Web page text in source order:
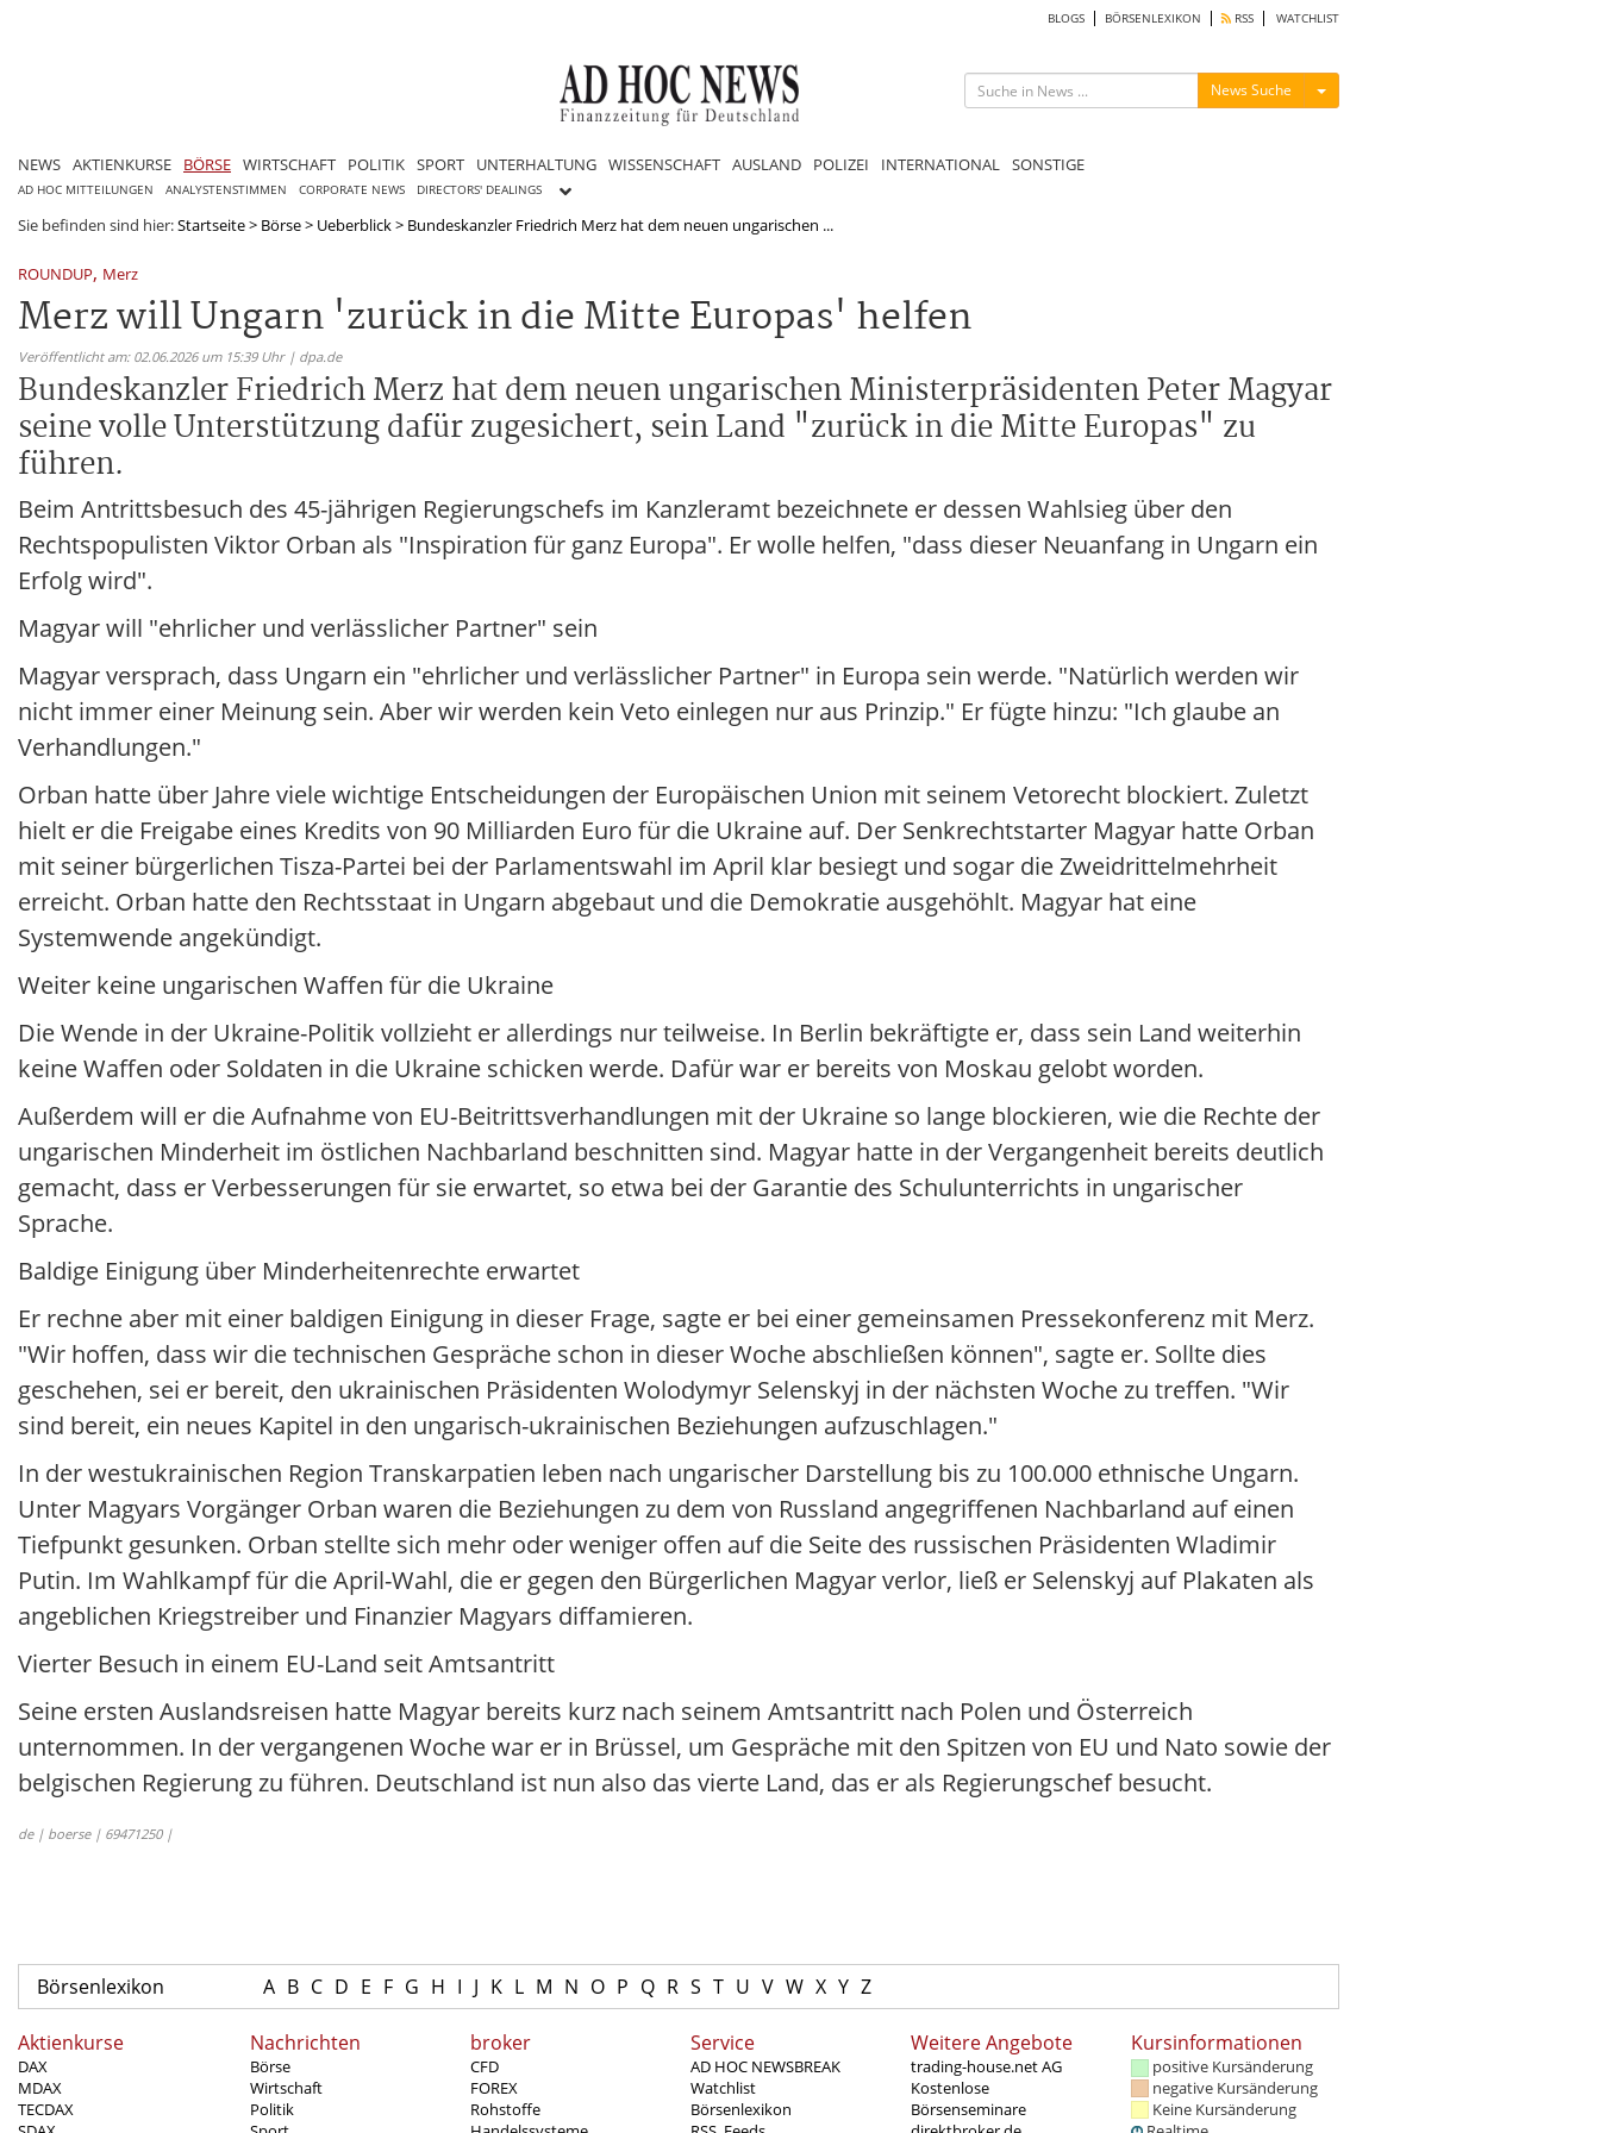
BLOGS BÖRSENLEXIKON RSS WATCHLIST
News Suche Menü ein-/ausblenden
NEWS AKTIENKURSE BÖRSE WIRTSCHAFT POLITIK SPORT UNTERHALTUNG WISSENSCHAFT AUSLAND POLIZEI INTERNATIONAL SONSTIGE
AD HOC MITTEILUNGEN ANALYSTENSTIMMEN CORPORATE NEWS DIRECTORS' DEALINGS
Sie befinden sind hier:Startseite> Börse> Ueberblick> Bundeskanzler Friedrich Merz hat dem neuen ungarischen ...
ROUNDUP, Merz
Merz will Ungarn 'zurück in die Mitte Europas' helfen
Veröffentlicht am: 02.06.2026 um 15:39 Uhr | dpa.de
Bundeskanzler Friedrich Merz hat dem neuen ungarischen Ministerpräsidenten Peter Magyar
seine volle Unterstützung dafür zugesichert, sein Land "zurück in die Mitte Europas" zu
führen.
Beim Antrittsbesuch des 45-jährigen Regierungschefs im Kanzleramt bezeichnete er dessen Wahlsieg über den
Rechtspopulisten Viktor Orban als "Inspiration für ganz Europa". Er wolle helfen, "dass dieser Neuanfang in Ungarn ein
Erfolg wird".
Magyar will "ehrlicher und verlässlicher Partner" sein
Magyar versprach, dass Ungarn ein "ehrlicher und verlässlicher Partner" in Europa sein werde. "Natürlich werden wir
nicht immer einer Meinung sein. Aber wir werden kein Veto einlegen nur aus Prinzip." Er fügte hinzu: "Ich glaube an
Verhandlungen."
Orban hatte über Jahre viele wichtige Entscheidungen der Europäischen Union mit seinem Vetorecht blockiert. Zuletzt
hielt er die Freigabe eines Kredits von 90 Milliarden Euro für die Ukraine auf. Der Senkrechtstarter Magyar hatte Orban
mit seiner bürgerlichen Tisza-Partei bei der Parlamentswahl im April klar besiegt und sogar die Zweidrittelmehrheit
erreicht. Orban hatte den Rechtsstaat in Ungarn abgebaut und die Demokratie ausgehöhlt. Magyar hat eine
Systemwende angekündigt.
Weiter keine ungarischen Waffen für die Ukraine
Die Wende in der Ukraine-Politik vollzieht er allerdings nur teilweise. In Berlin bekräftigte er, dass sein Land weiterhin
keine Waffen oder Soldaten in die Ukraine schicken werde. Dafür war er bereits von Moskau gelobt worden.
Außerdem will er die Aufnahme von EU-Beitrittsverhandlungen mit der Ukraine so lange blockieren, wie die Rechte der
ungarischen Minderheit im östlichen Nachbarland beschnitten sind. Magyar hatte in der Vergangenheit bereits deutlich
gemacht, dass er Verbesserungen für sie erwartet, so etwa bei der Garantie des Schulunterrichts in ungarischer
Sprache.
Baldige Einigung über Minderheitenrechte erwartet
Er rechne aber mit einer baldigen Einigung in dieser Frage, sagte er bei einer gemeinsamen Pressekonferenz mit Merz.
"Wir hoffen, dass wir die technischen Gespräche schon in dieser Woche abschließen können", sagte er. Sollte dies
geschehen, sei er bereit, den ukrainischen Präsidenten Wolodymyr Selenskyj in der nächsten Woche zu treffen. "Wir
sind bereit, ein neues Kapitel in den ungarisch-ukrainischen Beziehungen aufzuschlagen."
In der westukrainischen Region Transkarpatien leben nach ungarischer Darstellung bis zu 100.000 ethnische Ungarn.
Unter Magyars Vorgänger Orban waren die Beziehungen zu dem von Russland angegriffenen Nachbarland auf einen
Tiefpunkt gesunken. Orban stellte sich mehr oder weniger offen auf die Seite des russischen Präsidenten Wladimir
Putin. Im Wahlkampf für die April-Wahl, die er gegen den Bürgerlichen Magyar verlor, ließ er Selenskyj auf Plakaten als
angeblichen Kriegstreiber und Finanzier Magyars diffamieren.
Vierter Besuch in einem EU-Land seit Amtsantritt
Seine ersten Auslandsreisen hatte Magyar bereits kurz nach seinem Amtsantritt nach Polen und Österreich
unternommen. In der vergangenen Woche war er in Brüssel, um Gespräche mit den Spitzen von EU und Nato sowie der
belgischen Regierung zu führen. Deutschland ist nun also das vierte Land, das er als Regierungschef besucht.
de | boerse | 69471250 |
Börsenlexikon A B C D E F G H I J K L M N O P Q R S T U V W X Y Z
Aktienkurse
DAX
MDAX
TECDAX
Nachrichten
Börse
Wirtschaft
Politik
broker
CFD
FOREX
Rohstoffe
Service
AD HOC NEWSBREAK
Watchlist
Börsenlexikon
Weitere Angebote
trading-house.net AG
Kostenlose
Börsenseminare
Kursinformationen
positive Kursänderung
negative Kursänderung
Keine Kursänderung